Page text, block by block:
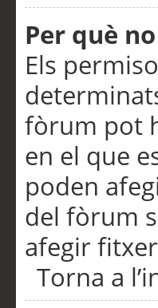
Per què
Els
fòrum pot
en el que
poden
del fòrum
afegir
Torna a